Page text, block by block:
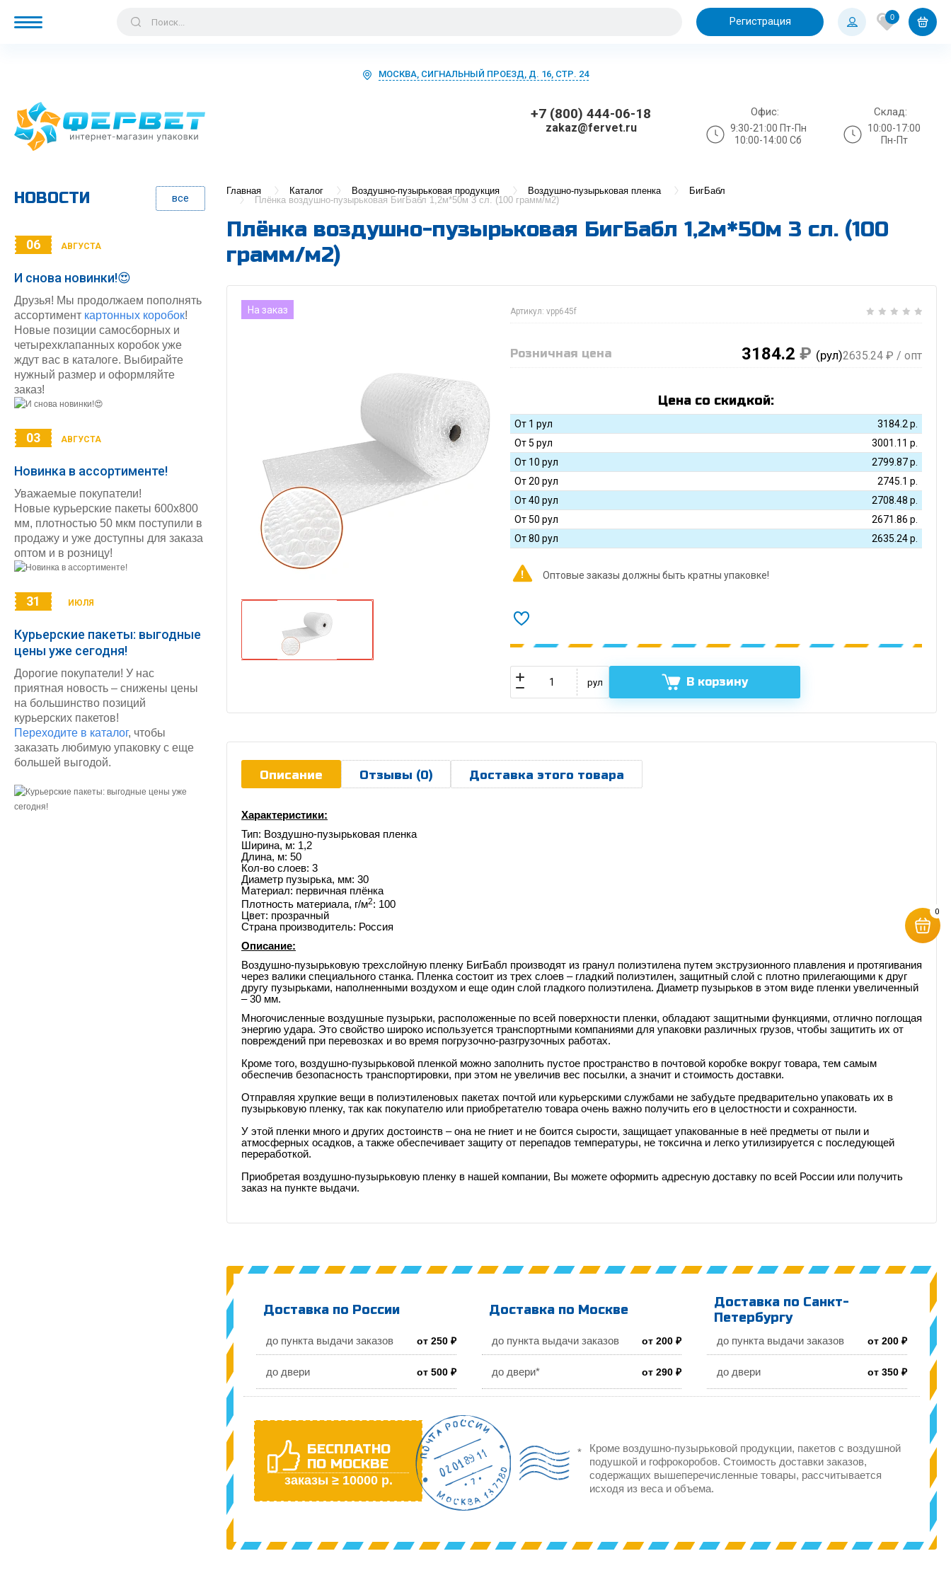
Регистрация 0
МОСКВА, СИГНАЛЬНЫЙ ПРОЕЗД, Д. 16, СТР. 24
+7 (800) 444-06-18
zakaz@fervet.ru
Офис:
9:30-21:00 Пт-Пн
10:00-14:00 Сб
Склад:
10:00-17:00
Пн-Пт
Главная Каталог Воздушно-пузырьковая продукция Воздушно-пузырьковая пленка
БигБабл
Плёнка воздушно-пузырьковая БигБабл 1,2м*50м 3 сл. (100 грамм/м2)
Плёнка воздушно-пузырьковая БигБабл 1,2м*50м 3 сл. (100
грамм/м2)
На заказ Артикул: vpp645f
Розничная цена 3184.2 ₽ (рул)2635.24 ₽ / опт
Цена со скидкой:
От 1 рул 3184.2 р.
От 5 рул
3001.11 р.
От 10 рул
2799.87р.
От 20 рул
2745.1 р.
От 40 рул
2708.48 р.
От 50 рул
2671.86 р.
От 80 рул
2635.24р.
Оптовые заказы должны быть кратны упаковке!
рул В корзину
Описание Отзывы (0) Доставка этого товара
Характеристики:
Тип: Воздушно-пузырьковая пленка
Ширина, м: 1,2
Длина, м: 50
Кол-во слоев: 3
Диаметр пузырька, мм: 30
Материал: первичная плёнка
Плотность материала, г/м2: 100
Цвет: прозрачный
Страна производитель: Россия
Описание:
Воздушно-пузырьковую трехслойную пленку БигБабл производят из гранул полиэтилена путем экструзионного плавления и протягивания
через валики специального станка. Пленка состоит из трех слоев – гладкий полиэтилен, защитный слой с плотно прилегающими к друг
другу пузырьками, наполненными воздухом и еще один слой гладкого полиэтилена. Диаметр пузырьков в этом виде пленки увеличенный
– 30 мм.
Многочисленные воздушные пузырьки, расположенные по всей поверхности пленки, обладают защитными функциями, отлично поглощая
энергию удара. Это свойство широко используется транспортными компаниями для упаковки различных грузов, чтобы защитить их от
повреждений при перевозках и во время погрузочно-разгрузочных работах.
Кроме того, воздушно-пузырьковой пленкой можно заполнить пустое пространство в почтовой коробке вокруг товара, тем самым
обеспечив безопасность транспортировки, при этом не увеличив вес посылки, а значит и стоимость доставки.
Отправляя хрупкие вещи в полиэтиленовых пакетах почтой или курьерскими службами не забудьте предварительно упаковать их в
пузырьковую пленку, так как покупателю или приобретателю товара очень важно получить его в целостности и сохранности.
У этой пленки много и других достоинств – она не гниет и не боится сырости, защищает упакованные в неё предметы от пыли и
атмосферных осадков, а также обеспечивает защиту от перепадов температуры, не токсична и легко утилизируется с последующей
переработкой.
Приобретая воздушно-пузырьковую пленку в нашей компании, Вы можете оформить адресную доставку по всей России или получить
заказ на пункте выдачи.
Доставка по России
до пункта выдачи заказов от 250 ₽
до двери от 500 ₽
Доставка по Москве
до пункта выдачи заказов от 200 ₽
до двери* от 290 ₽
Доставка по Санкт-
Петербургу
до пункта выдачи заказов от 200 ₽
до двери от 350 ₽
БЕСПЛАТНО
ПО МОСКВЕ
заказы ≥ 10000 р.
Кроме воздушно-пузырьковой продукции, пакетов с воздушной
подушкой и гофрокоробов. Стоимость доставки заказов,
содержащих вышеперечисленные товары, рассчитывается
исходя из веса и объема.
НОВОСТИ все
06 АВГУСТА
И снова новинки!😍
Друзья! Мы продолжаем пополнять
ассортимент картонных коробок!
Новые позиции самосборных и
четырехклапанных коробок уже
ждут вас в каталоге. Выбирайте
нужный размер и оформляйте
заказ!
03 АВГУСТА
Новинка в ассортименте!
Уважаемые покупатели!
Новые курьерские пакеты 600х800
мм, плотностью 50 мкм поступили в
продажу и уже доступны для заказа
оптом и в розницу!
31 ИЮЛЯ
Курьерские пакеты: выгодные
цены уже сегодня!
Дорогие покупатели! У нас
приятная новость – снижены цены
на большинство позиций
курьерских пакетов!
Переходите в каталог, чтобы
заказать любимую упаковку с еще
большей выгодой.
0